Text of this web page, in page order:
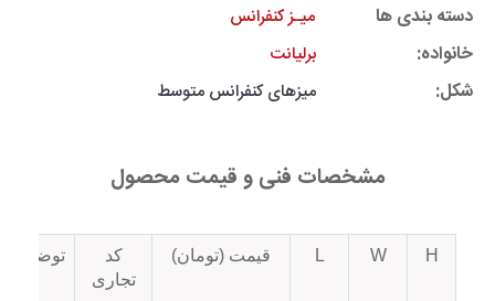
دسته بندی ها میـز کنفرانس
خانواده: برلیانت
شکل: میزهای کنفرانس متوسط
مشخصات فنی و قیمت محصول
H
W
L قیمت (تومان)
کد
تجاری